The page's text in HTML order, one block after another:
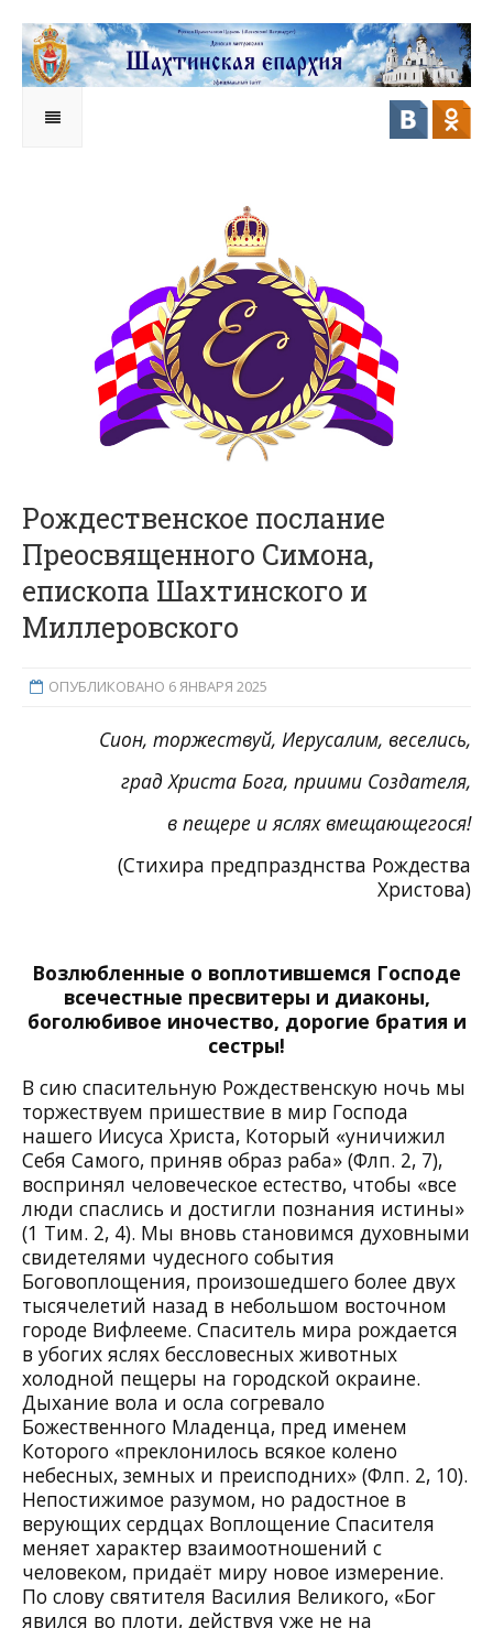
Рождественское послание
Преосвященного Симона,
епископа Шахтинского и
Миллеровского
ОПУБЛИКОВАНО 6 ЯНВАРЯ 2025
Сион, торжествуй, Иерусалим, веселись,
град Христа Бога, приими Создателя,
в пещере и яслях вмещающегося!
(Стихира предпразднства Рождества
Христова)
Возлюбленные о воплотившемся Господе
всечестные пресвитеры и диаконы,
боголюбивое иночество, дорогие братия и
сестры!
В сию спасительную Рождественскую ночь мы
торжествуем пришествие в мир Господа
нашего Иисуса Христа, Который «уничижил
Себя Самого, приняв образ раба» (Флп. 2, 7),
воспринял человеческое естество, чтобы «все
люди спаслись и достигли познания истины»
(1 Тим. 2, 4). Мы вновь становимся духовными
свидетелями чудесного события
Боговоплощения, произошедшего более двух
тысячелетий назад в небольшом восточном
городе Вифлееме. Спаситель мира рождается
в убогих яслях бессловесных животных
холодной пещеры на городской окраине.
Дыхание вола и осла согревало
Божественного Младенца, пред именем
Которого «преклонилось всякое колено
небесных, земных и преисподних» (Флп. 2, 10).
Непостижимое разумом, но радостное в
верующих сердцах Воплощение Спасителя
меняет характер взаимоотношений с
человеком, придаёт миру новое измерение.
По слову святителя Василия Великого, «Бог
явился во плоти, действуя уже не на